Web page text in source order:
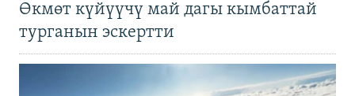
Өкмөт күйүүчү май дагы кымбаттай
турганын эскертти